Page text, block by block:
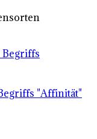
"Affinität"